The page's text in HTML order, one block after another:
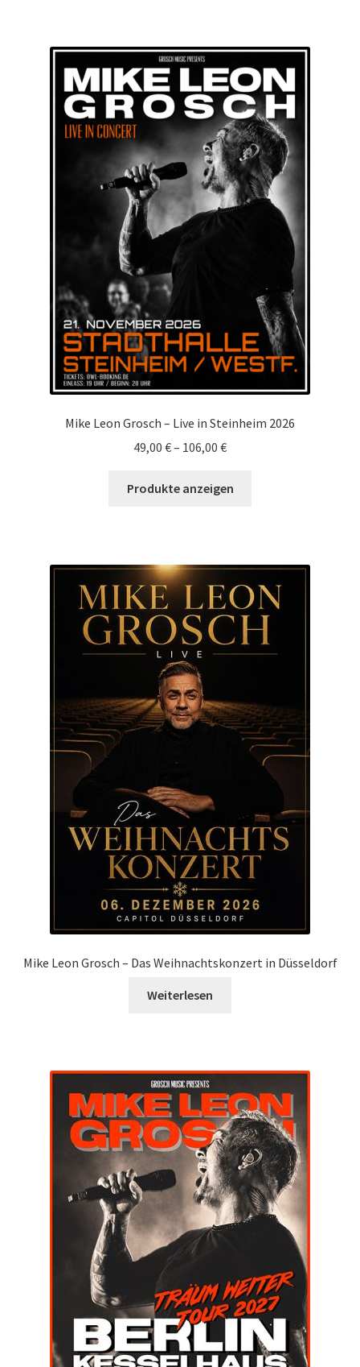
Mike Leon Grosch – Live in Steinheim 2026
49,00 €– 106,00 €
Produkte anzeigen
Mike Leon Grosch – Das Weihnachtskonzert in Düsseldorf
Weiterlesen